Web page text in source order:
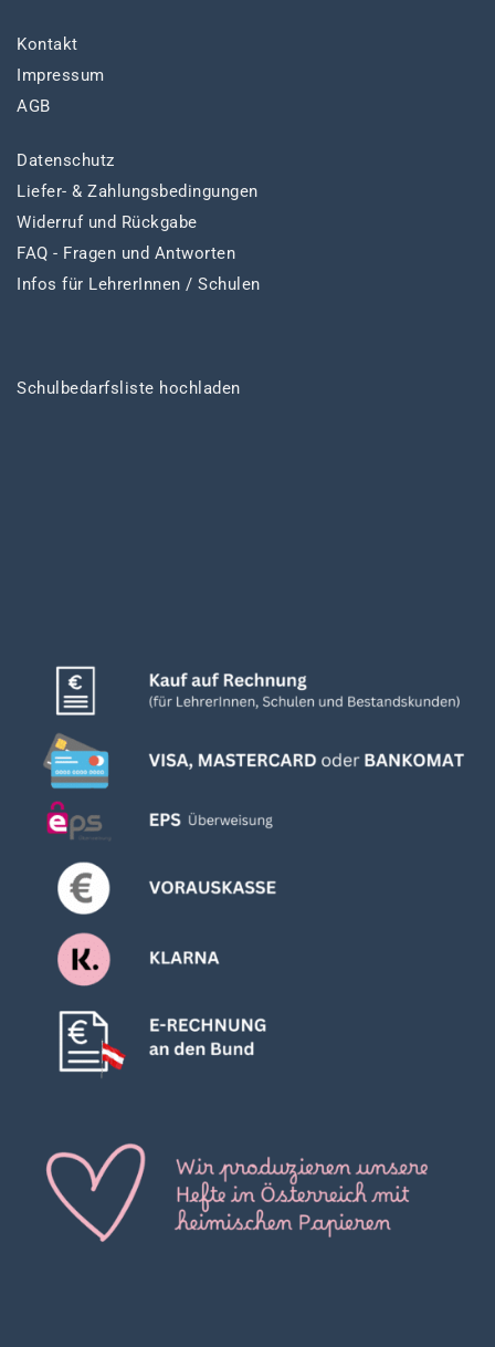
Kontakt
Impressum
AGB
Datenschutz
Liefer- & Zahlungsbedingungen
Widerruf und Rückgabe
FAQ - Fragen und Antworten
Infos für LehrerInnen / Schulen
Schulbedarfsliste hochladen